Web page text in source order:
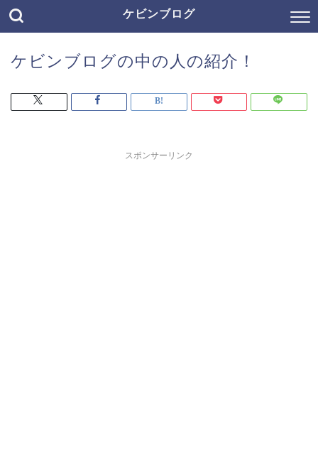
ケビンブログ
ケビンブログの中の人の紹介！
スポンサーリンク